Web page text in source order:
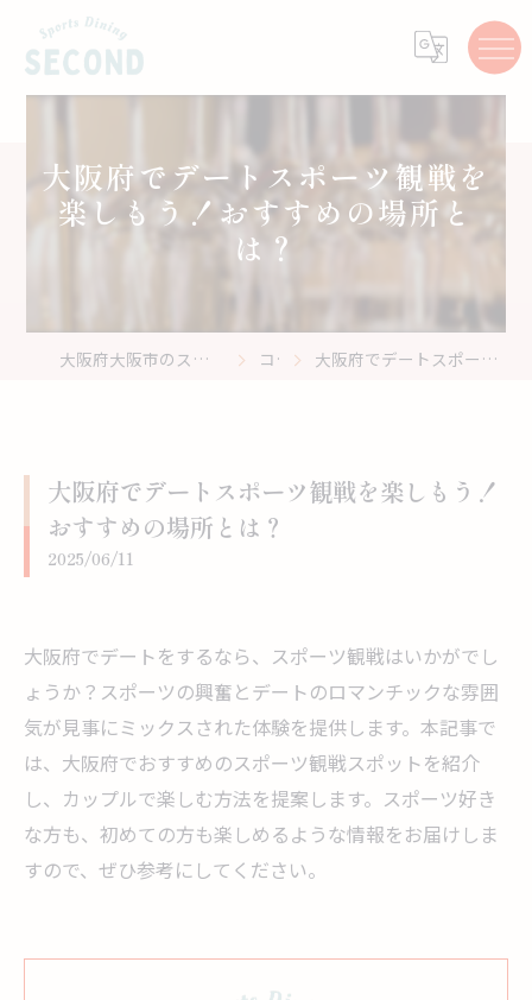
大阪府でデートスポーツ観戦を
楽しもう！おすすめの場所と
は？
大阪府大阪市のスポーツバーはスポーツ居酒屋 Second コラム 大阪府でデートスポーツ観戦を楽しもう！おすすめの場所とは？
大阪府でデートスポーツ観戦を楽しもう！
おすすめの場所とは？
2025/06/11
大阪府でデートをするなら、スポーツ観戦はいかがでし
ょうか？スポーツの興奮とデートのロマンチックな雰囲
気が見事にミックスされた体験を提供します。本記事で
は、大阪府でおすすめのスポーツ観戦スポットを紹介
し、カップルで楽しむ方法を提案します。スポーツ好き
な方も、初めての方も楽しめるような情報をお届けしま
すので、ぜひ参考にしてください。